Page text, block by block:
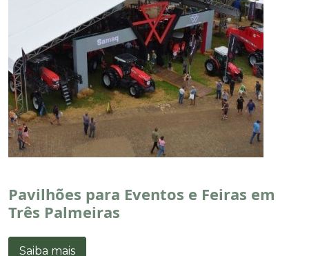
Pavilhões para Eventos e Feiras em
Três Palmeiras
Saiba mais